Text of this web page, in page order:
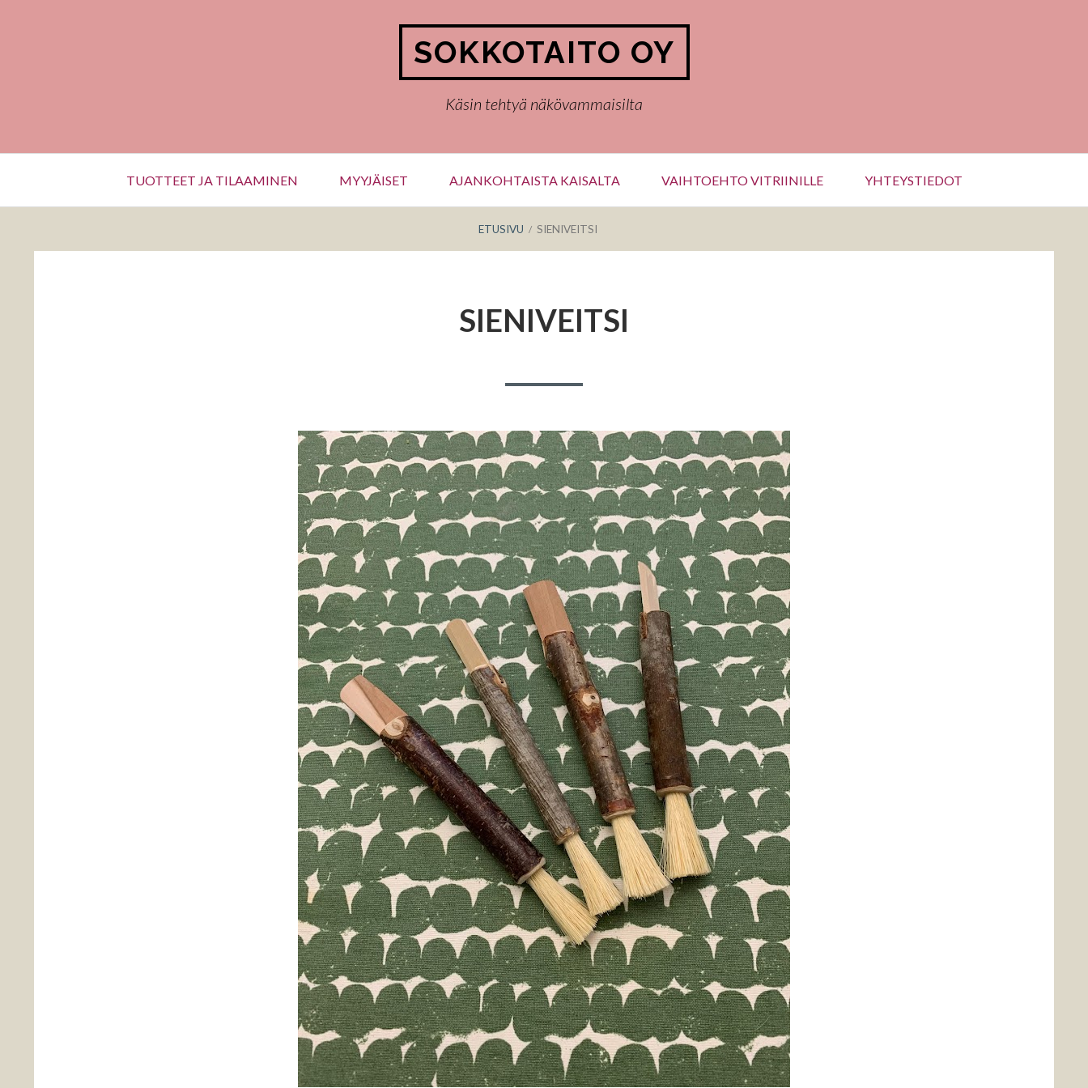
SOKKOTAITO OY
Käsin tehtyä näkövammaisilta
TUOTTEET JA TILAAMINEN MYYJÄISET AJANKOHTAISTA KAISALTA VAIHTOEHTO VITRIINILLE YHTEYSTIEDOT
ETUSIVU SIENIVEITSI
SIENIVEITSI